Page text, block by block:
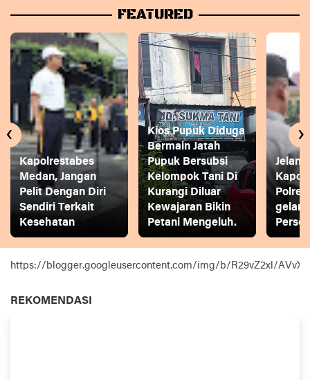
FEATURED
Kapolrestabes
Medan, Jangan
Pelit Dengan Diri
Sendiri Terkait
Kesehatan
Kios Pupuk Diduga
Bermain Jatah
Pupuk Bersubsi
Kelompok Tani Di
Kurangi Diluar
Kewajaran Bikin
Petani Mengeluh.
gelar
‹ ›
https://blogger.googleusercontent.com/img/b/R29vZ2xl/
REKOMENDASI